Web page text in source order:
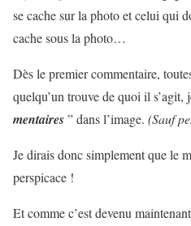
se cache sur la photo et celui qui
cache sous la photo…
Dès le pre­mier com­men­taire,
quelqu’un trouve de quoi il s’agit,
men­taires” dans l’image. (Sauf
Je dirais donc sim­ple­ment que le
perspicace !
Et comme c’est devenu